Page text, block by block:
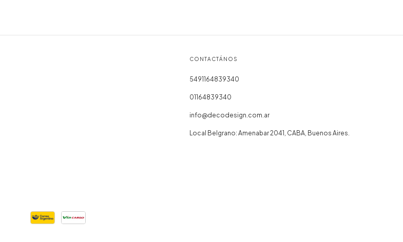
CONTACTÁNOS
5491164839340
01164839340
info@decodesign.com.ar
Local Belgrano: Amenabar 2041, CABA, Buenos Aires.